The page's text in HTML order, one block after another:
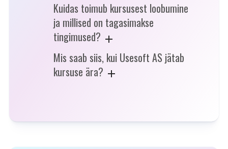
Kuidas toimub kursusest loobumine
ja millised on tagasimakse
tingimused?
Mis saab siis, kui Usesoft AS jätab
kursuse ära?